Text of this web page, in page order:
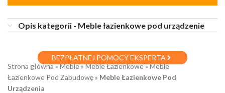
Opis kategorii - Meble łazienkowe pod urządzenie
BEZPŁATNEJ POMOCY EKSPERTA
Strona główna»Meble»Meble Łazienkowe»Meble
Łazienkowe Pod Zabudowę» Meble Łazienkowe Pod
Urządzenia